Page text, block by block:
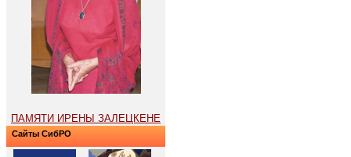
ПАМЯТИ ИРЕНЫ ЗАЛЕЦКЕНЕ
Сайты СибРО